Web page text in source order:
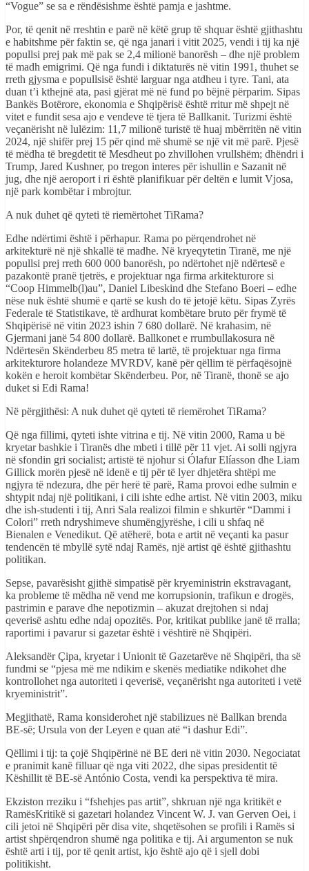
“Vogue” se sa e rëndësishme është pamja e jashtme.
Por, të qenit në rreshtin e parë në këtë grup të shquar është gjithashtu
e habitshme për faktin se, që nga janari i vitit 2025, vendi i tij ka një
popullsi prej pak më pak se 2,4 milionë banorësh – dhe një problem
të madh emigrimi. Që nga fundi i diktaturës në vitin 1991, thuhet se
rreth gjysma e popullsisë është larguar nga atdheu i tyre. Tani, ata
duan t’i kthejnë ata, pasi gjërat më në fund po bëjnë përparim. Sipas
Bankës Botërore, ekonomia e Shqipërisë është rritur më shpejt në
vitet e fundit sesa ajo e vendeve të tjera të Ballkanit. Turizmi është
veçanërisht në lulëzim: 11,7 milionë turistë të huaj mbërritën në vitin
2024, një shifër prej 15 për qind më shumë se një vit më parë. Pjesë
të mëdha të bregdetit të Mesdheut po zhvillohen vrullshëm; dhëndri i
Trump, Jared Kushner, po tregon interes për ishullin e Sazanit në
jug, dhe një aeroport i ri është planifikuar për deltën e lumit Vjosa,
një park kombëtar i mbrojtur.
A nuk duhet që qyteti të riemërtohet TiRama?
Edhe ndërtimi është i përhapur. Rama po përqendrohet në
arkitekturë në një shkallë të madhe. Në kryeqytetin Tiranë, me një
popullsi prej rreth 600 000 banorësh, po ndërtohet një ndërtesë e
pazakontë pranë tjetrës, e projektuar nga firma arkitekturore si
“Coop Himmelb(l)au”, Daniel Libeskind dhe Stefano Boeri – edhe
nëse nuk është shumë e qartë se kush do të jetojë këtu. Sipas Zyrës
Federale të Statistikave, të ardhurat kombëtare bruto për frymë të
Shqipërisë në vitin 2023 ishin 7 680 dollarë. Në krahasim, në
Gjermani janë 54 800 dollarë. Ballkonet e rrumbullakosura në
Ndërtesën Skënderbeu 85 metra të lartë, të projektuar nga firma
arkitekturore holandeze MVRDV, kanë për qëllim të përfaqësojnë
kokën e heroit kombëtar Skënderbeu. Por, në Tiranë, thonë se ajo
duket si Edi Rama!
Në përgjithësi: A nuk duhet që qyteti të riemërohet TiRama?
Që nga fillimi, qyteti ishte vitrina e tij. Në vitin 2000, Rama u bë
kryetar bashkie i Tiranës dhe mbeti i tillë për 11 vjet. Ai solli ngjyra
në sfondin gri socialist; artistë të njohur si Ólafur Elíasson dhe Liam
Gillick morën pjesë në idenë e tij për të lyer dhjetëra shtëpi me
ngjyra të ndezura, dhe për herë të parë, Rama provoi edhe sulmin e
shtypit ndaj një politikani, i cili ishte edhe artist. Në vitin 2003, miku
dhe ish-studenti i tij, Anri Sala realizoi filmin e shkurtër “Dammi i
Colori” rreth ndryshimeve shumëngjyrëshe, i cili u shfaq në
Bienalen e Venedikut. Që atëherë, bota e artit në veçanti ka pasur
tendencën të mbyllë sytë ndaj Ramës, një artist që është gjithashtu
politikan.
Sepse, pavarësisht gjithë simpatisë për kryeministrin ekstravagant,
ka probleme të mëdha në vend me korrupsionin, trafikun e drogës,
pastrimin e parave dhe nepotizmin – akuzat drejtohen si ndaj
qeverisë ashtu edhe ndaj opozitës. Por, kritikat publike janë të rralla;
raportimi i pavarur si gazetar është i vështirë në Shqipëri.
Aleksandër Çipa, kryetar i Unionit të Gazetarëve në Shqipëri, tha së
fundmi se “pjesa më me ndikim e skenës mediatike ndikohet dhe
kontrollohet nga autoriteti i qeverisë, veçanërisht nga autoriteti i vetë
kryeministrit”.
Megjithatë, Rama konsiderohet një stabilizues në Ballkan brenda
BE-së; Ursula von der Leyen e quan atë “i dashur Edi”.
Qëllimi i tij: ta çojë Shqipërinë në BE deri në vitin 2030. Negociatat
e pranimit kanë filluar që nga viti 2022, dhe sipas presidentit të
Këshillit të BE-së António Costa, vendi ka perspektiva të mira.
Ekziston rreziku i “fshehjes pas artit”, shkruan një nga kritikët e
RamësKritikë si gazetari holandez Vincent W. J. van Gerven Oei, i
cili jetoi në Shqipëri për disa vite, shqetësohen se profili i Ramës si
artist shpërqendron shumë nga politika e tij. Ai argumenton se nuk
është arti i tij, por të qenit artist, kjo është ajo që i sjell dobi
politikisht.